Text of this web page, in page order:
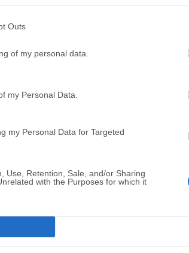
Outs
of my personal data.
my Personal Data.
my Personal Data for Targeted
Use, Retention, Sale, and/or Sharing
with the Purposes for which it
Adobe Photoshop CC 2026
Cleamio
TradingView
TradingView - Track All